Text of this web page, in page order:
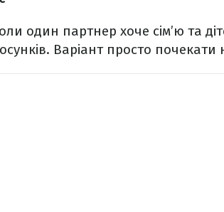
один партнер хоче сім’ю та
Варіант просто